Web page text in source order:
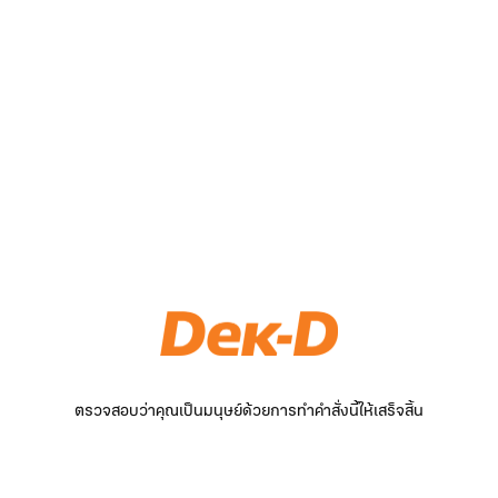
ตรวจสอบว่าคุณเป็นมนุษย์ด้วยการทำคำสั่งนี้ให้เสร็จสิ้น